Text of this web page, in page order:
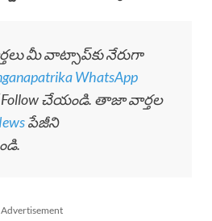
మీ వాట్సాప్‌కు నేరుగా
WhatsApp
Follow చేయండి. తాజా వార్తల
పేజీని
Advertisement